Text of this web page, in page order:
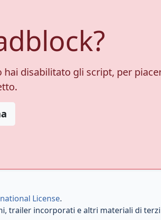
disabilitato gli script, per
License.
trailer incorporati e altri materiali di